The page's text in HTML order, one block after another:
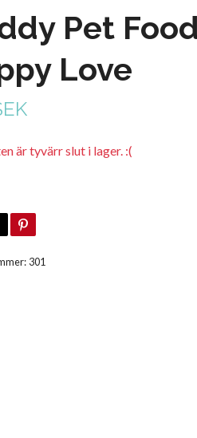
Pet
Love
är tyvärr slut i lager. :(
301